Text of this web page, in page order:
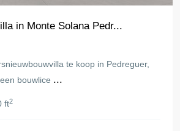
in Monte Solana Pedr...
te koop in Pedreguer,
bouwlice ...
ft2